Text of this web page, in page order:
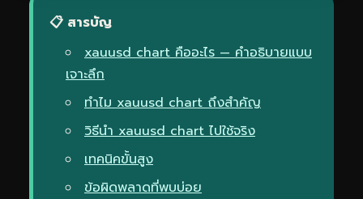
📋 สารบัญ
xauusd chart คืออะไร — คำอธิบายแบบ
เจาะลึก
ทำไม xauusd chart ถึงสำคัญ
วิธีนำ xauusd chart ไปใช้จริง
เทคนิคขั้นสูง
ข้อผิดพลาดที่พบบ่อย